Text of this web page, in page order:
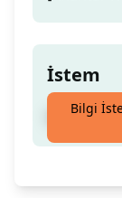
İstem
SEO
Bilgi